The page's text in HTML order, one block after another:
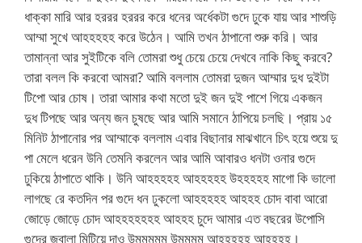
ধাক্কা মারি আর হররর হররর করে ধনের অর্ধেকটা গুদে ঢুকে যায় আর শাশুড়ি
আম্মা সুখে আহহহহহ করে উঠেন। আমি তখন ঠাপানো শুরু করি। আর
তামান্না আর সুইটিকে বলি তোমরা শুধু চেয়ে চেয়ে দেখবে নাকি কিছু করবে?
তারা বলল কি করবো আমরা? আমি বললাম তোমরা দুজন আম্মার দুধ দুইটা
টিপো আর চোষ। তারা আমার কথা মতো দুই জন দুই পাশে গিয়ে একজন
দুধ টিপছে আর অন্য জন চুষছে আর আমি সমানে ঠাপিয়ে চলছি। প্রায় ১৫
মিনিট ঠাপানোর পর আম্মাকে বললাম এবার বিছানার মাঝখানে চিৎ হয়ে শুয়ে দু
পা মেলে ধরেন উনি তেমনি করলেন আর আমি আবারও ধনটা ওনার গুদে
ঢুকিয়ে ঠাপাতে থাকি। উনি আহহহহহ আহহহহহ উহহহহহ মাগো কি ভালো
লাগছে রে কতদিন পর গুদে ধন ঢুকলো আহহহহহ আহহহ চোদ বাবা আরো
জোড়ে জোড়ে চোদ আহহহহহহহ আহহহ চুদে আমার এত বছরের উপোসি
গুদের জ্বালা মিটিয়ে দাও উমমমমম উমমমম আহহহহহ আহহহহ।